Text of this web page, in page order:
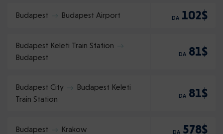
Budapest Budapest Airport DA 102$
Budapest Keleti Train Station
Budapest
DA 81$
Budapest City
Budapest Keleti
Train Station
DA 81$
Budapest Krakow DA 578$